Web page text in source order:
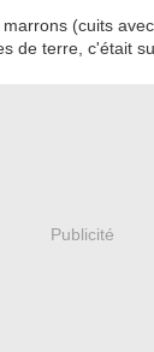
(cuits
de terre, c'était
Publicité